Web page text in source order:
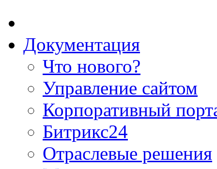
Документация
Что нового?
Управление сайтом
Корпоративный
Битрикс24
Отраслевые решения